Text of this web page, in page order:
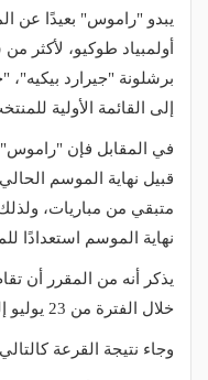
يبدو "راموس" بعيدًا عن
أولمبياد طوكيو، لأكثر
برشلونة "جيرارد
إلى القائمة الأولية
في المقابل فإن "راموس"
قبيل نهاية الموسم
متبقي من مباريات،
نهاية الموسم استعدادًا
يذكر أنه من المقرر أن
خلال الفترة من 23 يوليو إلى 8 أغسطس المقبلين.
وجاء نتيجة القرعة